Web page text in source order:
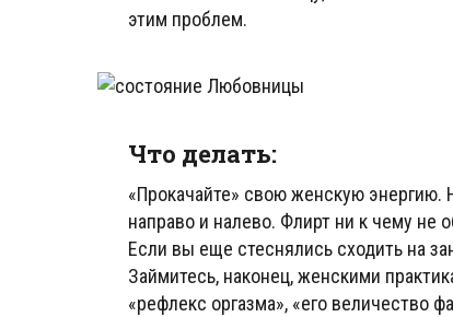
этим проблем.
Что делать:
«Прокачайте» свою женскую энергию.
направо и налево. Флирт ни к чему не
Если вы еще стеснялись сходить на
Займитесь, наконец, женскими
«рефлекс оргазма», «его величество